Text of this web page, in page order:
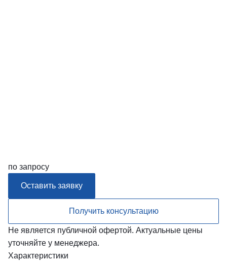
по запросу
Оставить заявку
Получить консультацию
Не является публичной офертой. Актуальные цены
уточняйте у менеджера.
Характеристики